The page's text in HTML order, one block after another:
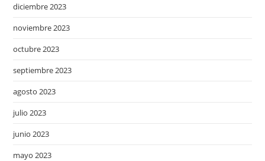
diciembre 2023
noviembre 2023
octubre 2023
septiembre 2023
agosto 2023
julio 2023
junio 2023
mayo 2023